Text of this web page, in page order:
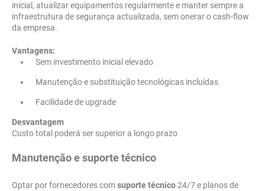
inicial, atualizar equipamentos regularmente e manter sempre a
infraestrutura de segurança actualizada, sem onerar o cash-flow
da empresa.
Vantagens:
Sem investimento inicial elevado
Manutenção e substituição tecnológicas incluídas
Facilidade de upgrade
Desvantagem
Custo total poderá ser superior a longo prazo
Manutenção e suporte técnico
Optar por fornecedores comsuporte técnico24/7 e planos de